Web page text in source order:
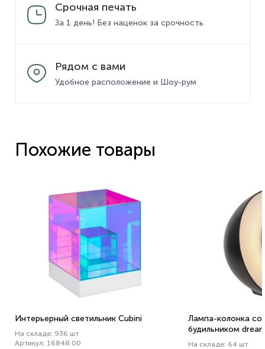
Срочная печать
За 1 день! Без наценок за срочность
Рядом с вами
Удобное расположение и Шоу-рум
Похожие товары
Интерьерный светильник Cubini
На складе: 936 шт
Артикул: 16848.00
Лампа-колонка со
будильником
На складе: 64 шт